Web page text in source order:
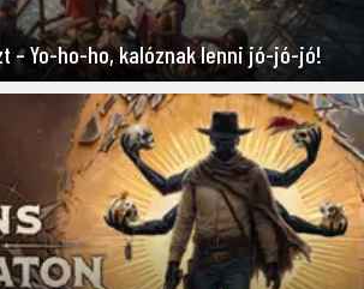
– Yo-ho-ho, kalóznak lenni jó-jó-jó!